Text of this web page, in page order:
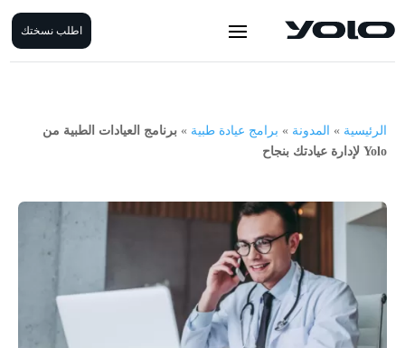
اطلب نسختك
الرئيسية » المدونة » برامج عيادة طبية » برنامج العيادات الطبية من
Yolo لإدارة عيادتك بنجاح